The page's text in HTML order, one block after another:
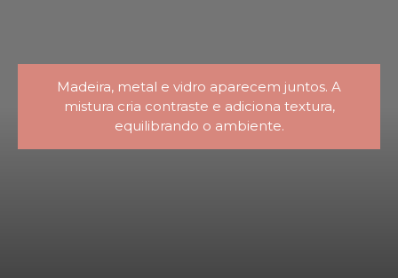
Madeira, metal e vidro aparecem juntos. A
mistura cria contraste e adiciona textura,
equilibrando o ambiente.